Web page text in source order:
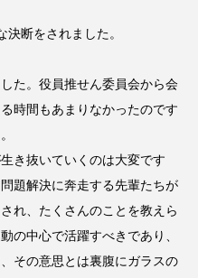
断をされました。
た。役員推せん委員会から会
時間もあまりなかったのです
き抜いていくのは大変です
題解決に奔走する先輩たちが
れ、たくさんのことを教えら
の中心で活躍すべきであり、
その意思とは裏腹にガラスの